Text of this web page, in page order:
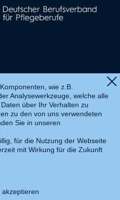
wie z.B.
Analysewerkzeuge, welche alle
über Ihr Verhalten zu
zu den von uns verwendeten
Sie in unseren
.
für die Nutzung der Webseite
mit Wirkung für die Zukunft